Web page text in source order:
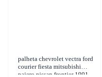
palheta chevrolet vectra ford
courier fiesta mitsubishi
pajero nissan frontier 1991-